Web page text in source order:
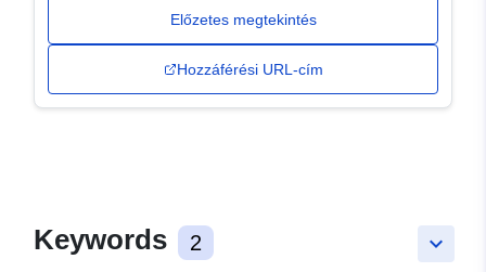
Előzetes megtekintés
Hozzáférési URL-cím
keyboard_arrow_down
Keywords 2